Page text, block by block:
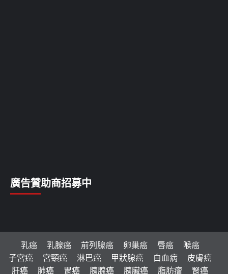
廣告贊助商招募中
乳癌 乳腺癌 前列腺癌 卵巢癌 唇癌
喉癌
子宮癌
宮頸癌 淋巴癌 甲狀腺癌 白血病
皮膚癌
肝癌
肺癌 胃癌 胰腺癌 胰臟癌 脂肪瘤 腎癌